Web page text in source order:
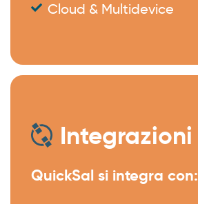
Cloud & Multidevice
Integrazioni
QuickSal si integra con: